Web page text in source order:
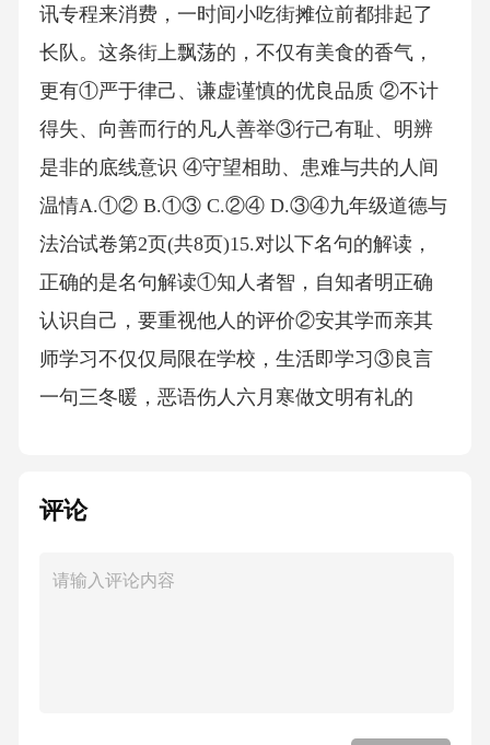
讯专程来消费，一时间小吃街摊位前都排起了
长队。这条街上飘荡的，不仅有美食的香气，
更有①严于律己、谦虚谨慎的优良品质 ②不计
得失、向善而行的凡人善举③行己有耻、明辨
是非的底线意识 ④守望相助、患难与共的人间
温情A.①② B.①③ C.②④ D.③④九年级道德与
法治试卷第2页(共8页)15.对以下名句的解读，
正确的是名句解读①知人者智，自知者明正确
认识自己，要重视他人的评价②安其学而亲其
师学习不仅仅局限在学校，生活即学习③良言
一句三冬暖，恶语伤人六月寒做文明有礼的
③ C.②④ D.③④16.小产品，大产业。这些“小
②能够带动农民增收致富，创造幸福生活③蕴
评论